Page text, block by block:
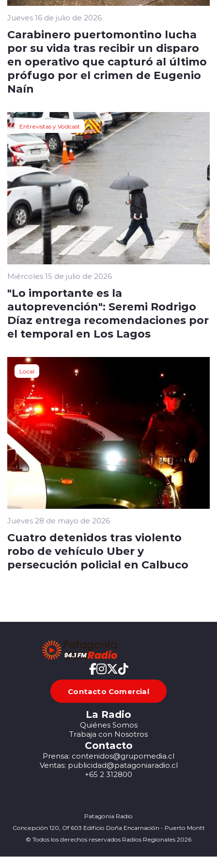
Jueves 16 de julio de 2026
Carabinero puertomontino lucha
por su vida tras recibir un disparo
en operativo que capturó al último
prófugo por el crimen de Eugenio
Naín
Entrevistas y Vodcast
Miércoles 15 de julio de 2026
"Lo importante es la
autoprevención": Seremi Rodrigo
Díaz entrega recomendaciones por
el temporal en Los Lagos
Local
Jueves 28 de mayo de 2026
Cuatro detenidos tras violento
robo de vehículo Uber y
persecución policial en Calbuco
Contacto Comercial
La Radio
Quiénes Somos
Trabaja con Nosotros
Contacto
Prensa: contenidos@grupomedia.cl
Ventas: publicidad@patagoniaradio.cl
+65 2 312800
Patagonia Radio
Concepción 120, Of 603 Edificio Doña Encarnación - Puerto Montt
© Todos los derechos reservados Radios Regionales 2026